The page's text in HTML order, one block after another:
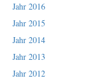
Jahr 2016
Jahr 2015
Jahr 2014
Jahr 2013
Jahr 2012